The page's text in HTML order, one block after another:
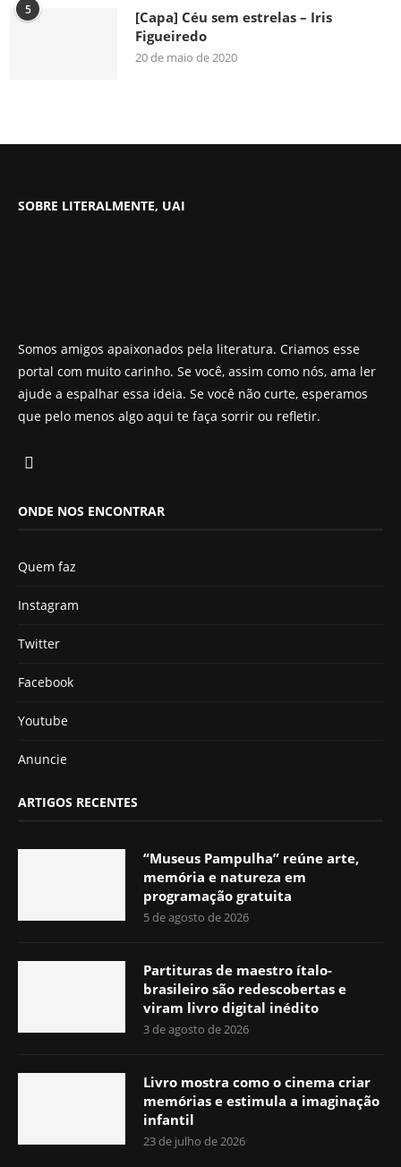
5
[Capa] Céu sem estrelas – Iris
Figueiredo
20 de maio de 2020
SOBRE LITERALMENTE, UAI
Somos amigos apaixonados pela literatura. Criamos esse
portal com muito carinho. Se você, assim como nós, ama ler
ajude a espalhar essa ideia. Se você não curte, esperamos
que pelo menos algo aqui te faça sorrir ou refletir.
ONDE NOS ENCONTRAR
Quem faz
Instagram
Twitter
Facebook
Youtube
Anuncie
ARTIGOS RECENTES
“Museus Pampulha” reúne arte,
memória e natureza em
programação gratuita
5 de agosto de 2026
Partituras de maestro ítalo-
brasileiro são redescobertas e
viram livro digital inédito
3 de agosto de 2026
Livro mostra como o cinema criar
memórias e estimula a imaginação
infantil
23 de julho de 2026